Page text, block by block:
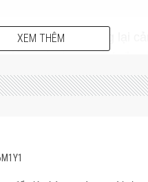
gây nặng vai, mang lại
cách mà còn là
XEM THÊM